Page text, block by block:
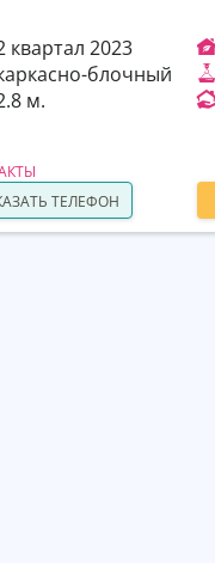
квартал 2023
блочный
м.
ТЕЛЕФОН